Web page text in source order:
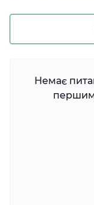
Немає
першим